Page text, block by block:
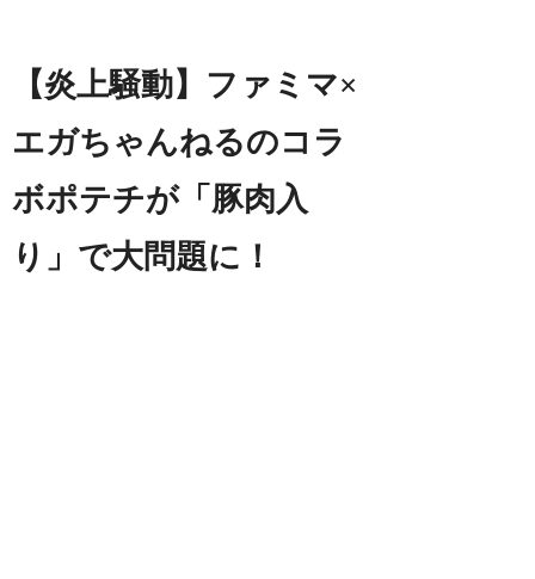
【炎上騒動】ファミマ×
エガちゃんねるのコラ
ボポテチが「豚肉入
り」で大問題に！